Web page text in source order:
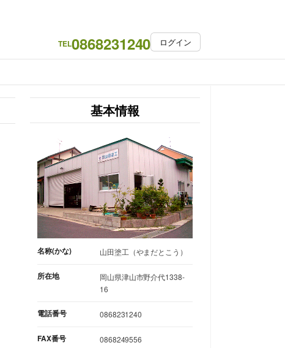
TEL0868231240 ログイン
基本情報
名称(かな) 山田塗工（やまだとこう）
所在地
岡山県津山市野介代1338-
16
電話番号 0868231240
FAX番号 0868249556